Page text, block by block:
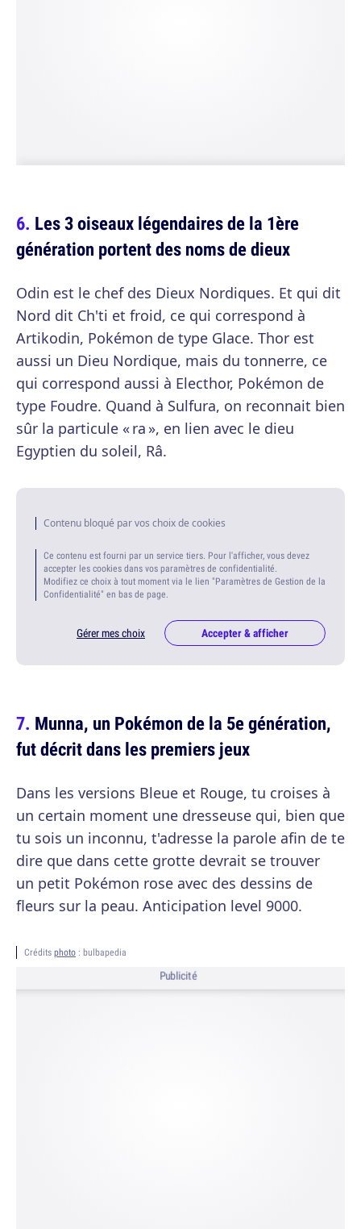
Les 3 oiseaux légendaires de la 1ère
génération portent des noms de dieux
Odin est le chef des Dieux Nordiques. Et qui dit
Nord dit Ch'ti et froid, ce qui correspond à
Artikodin, Pokémon de type Glace. Thor est
aussi un Dieu Nordique, mais du tonnerre, ce
qui correspond aussi à Electhor, Pokémon de
type Foudre. Quand à Sulfura, on reconnait bien
sûr la particule « ra », en lien avec le dieu
Egyptien du soleil, Râ.
Contenu bloqué par vos choix de cookies
Ce contenu est fourni par un service tiers. Pour l'afficher, vous devez
accepter les cookies dans vos paramètres de confidentialité.
Modifiez ce choix à tout moment via le lien "Paramètres de Gestion de la
Confidentialité" en bas de page.
Gérer mes choix Accepter & afficher
Munna, un Pokémon de la 5e génération,
fut décrit dans les premiers jeux
Dans les versions Bleue et Rouge, tu croises à
un certain moment une dresseuse qui, bien que
tu sois un inconnu, t'adresse la parole afin de te
dire que dans cette grotte devrait se trouver
un petit Pokémon rose avec des dessins de
fleurs sur la peau. Anticipation level 9000.
Crédits photo : bulbapedia
Publicité